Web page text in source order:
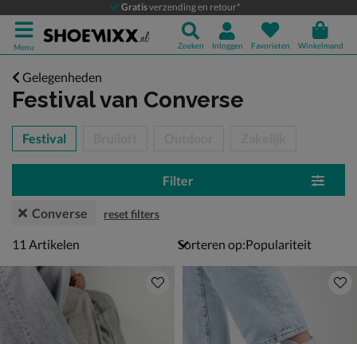
Gratisverzending en retour*
Menu Zoeken Inloggen Favorieten Winkelmand
Gelegenheden
Festivalvan Converse
over
Festival
Filter
Converse reset filters
11 artikelen
11 Artikelen Sorteren op: